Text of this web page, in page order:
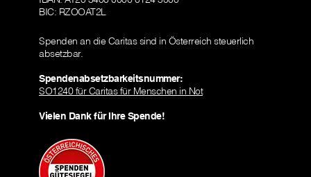
BIC: RZOOAT2L
Spenden an die Caritas sind in Österreich steuerlich
absetzbar.
Spendenabsetzbarkeitsnummer:
SO1240 für Caritas für Menschen in Not
Vielen Dank für Ihre Spende!